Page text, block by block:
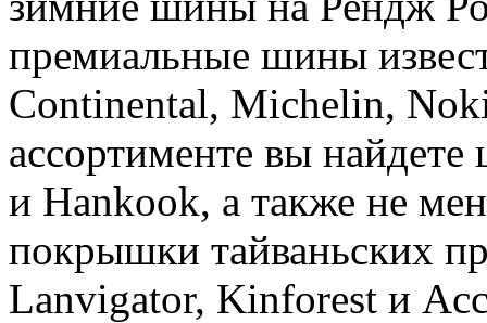
премиальные шины
Continental, Michelin,
ассортименте вы
и Hankook, а также не
покрышки тайваньских
Lanvigator, Kinforest и